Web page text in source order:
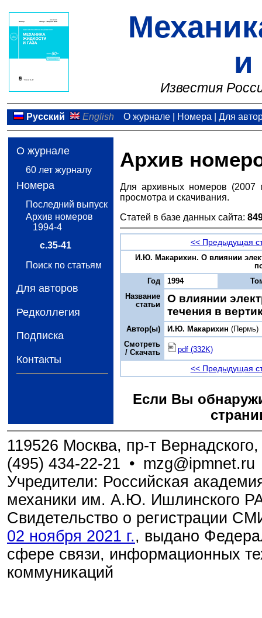
и
Известия
Русский English О журнале| Номера Для
О журнале
60 лет журналу
Номера
Последний выпуск
Архив номеров
1994-4
с.35-41
Поиск по статьям
Для авторов
Редколлегия
Подписка
Контакты
Архив
Для архивных номеров (2007
просмотра и скачивания.
Статей в базе данных сайта:
<< Предыдущая
И.Ю. Макарихин. О влиянии
Год
1994
Название
статьи
О влиянии
течения в
Автор(ы) И.Ю. Макарихин (Пермь)
Смотреть
/ Скачать
pdf (332K)
<< Предыдущая
Если Вы
119526 Москва, пр-т
(495) 434-22-21 • mzg@ipmnet.ru
Учредители: Российская
механики им. А.Ю. Ишлинского
Свидетельство о регистрации
02 ноября 2021 г., выдано
сфере связи, информационных
коммуникаций